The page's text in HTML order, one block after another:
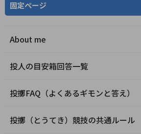
固定ページ
About me
投人の目安箱回答一覧
投擲FAQ（よくあるギモンと答え）
投擲（とうてき）競技の共通ルール